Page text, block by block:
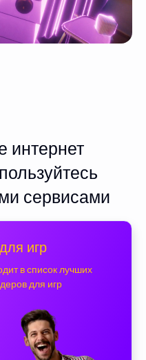
интернет
сервисами
игр
в список лучших
для игр